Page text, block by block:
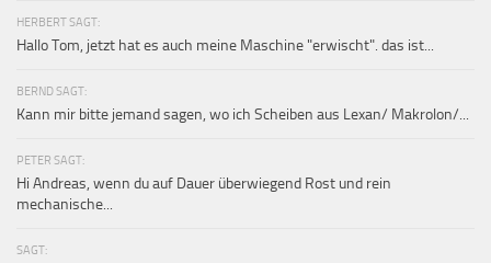
HERBERT SAGT:
Hallo Tom, jetzt hat es auch meine Maschine "erwischt". das ist...
BERND SAGT:
Kann mir bitte jemand sagen, wo ich Scheiben aus Lexan/ Makrolon/...
PETER SAGT:
Hi Andreas, wenn du auf Dauer überwiegend Rost und rein
mechanische...
SAGT: